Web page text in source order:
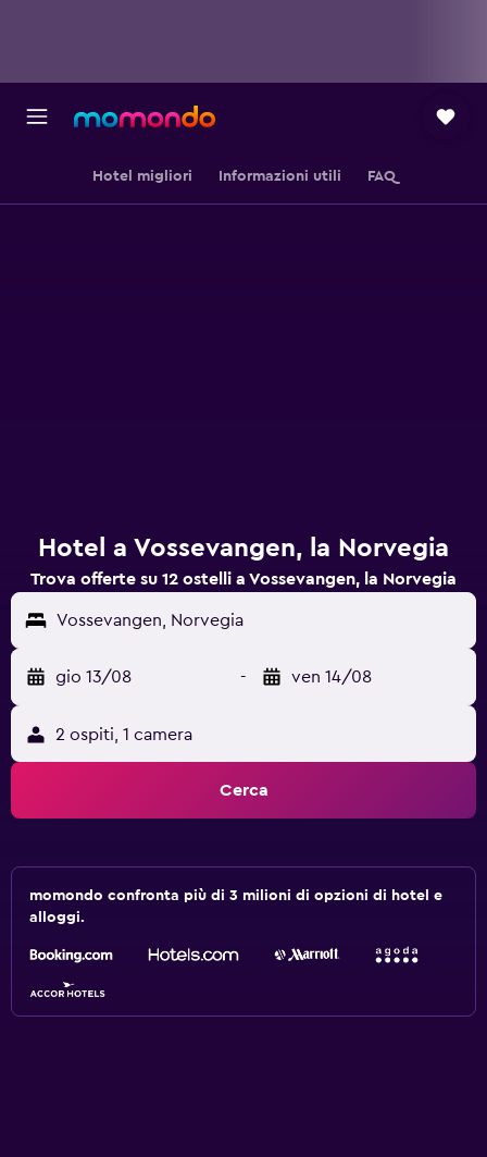
Hotel migliori Informazioni utili FAQ
Hotel a Vossevangen, la Norvegia
Trova offerte su 12 ostelli a Vossevangen, la Norvegia
Vossevangen, Norvegia
gio 13/08 - ven 14/08
2 ospiti, 1 camera
Cerca
momondo confronta più di 3 milioni di opzioni di hotel e
alloggi.